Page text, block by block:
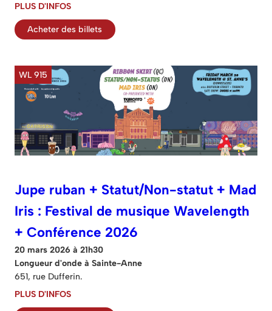
PLUS D'INFOS
Acheter des billets
WL 915
Jupe ruban + Statut/Non-statut + Mad
Iris : Festival de musique Wavelength
+ Conférence 2026
20 mars 2026 à 21h30
Longueur d'onde à Sainte-Anne
651, rue Dufferin.
PLUS D'INFOS